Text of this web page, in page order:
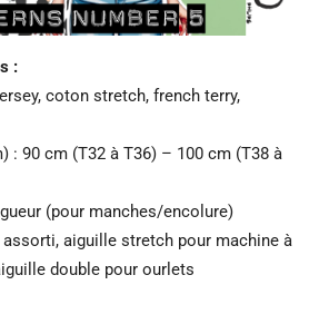
:
coton stretch, french terry,
: 90 cm (T32 à T36) – 100 cm (T38 à
(pour manches/encolure)
aiguille stretch pour machine à
double pour ourlets